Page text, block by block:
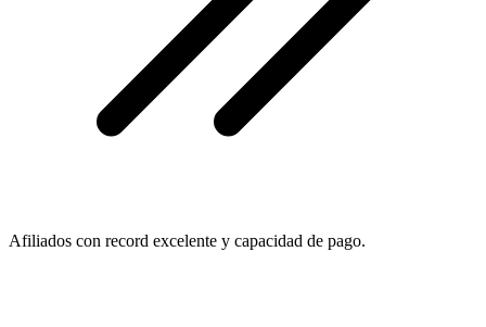
Afiliados con record excelente y capacidad de pago.